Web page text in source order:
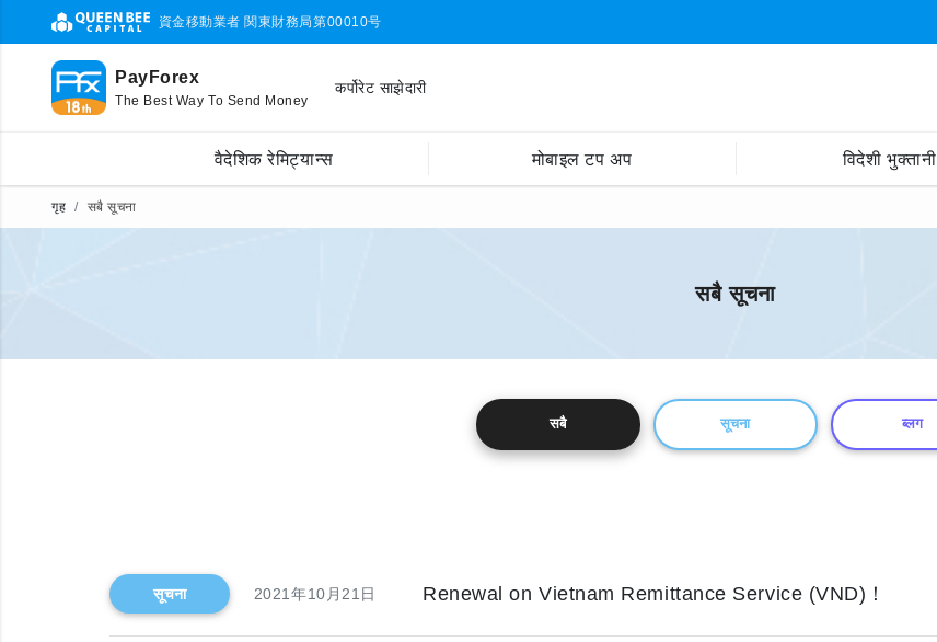
資金移動業者 関東財務局第00010号
PayForex
The Best Way To Send Money
कर्पोरेट साझेदारी
वैदेशिक रेमिट्यान्स मोबाइल टप अप विदेशी भुक्तानी
गृह सबै सूचना
सबै सूचना
सबै सूचना ब्लग
सूचना 2021年10月21日 Renewal on Vietnam Remittance Service (VND)！